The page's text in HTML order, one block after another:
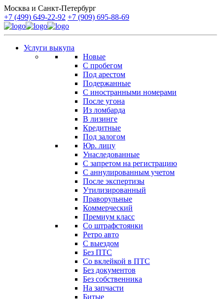
Москва и Санкт-Петербург
+7 (499) 649-22-92 +7 (909) 695-88-69
Услуги выкупа
Новые
С пробегом
Под арестом
Подержанные
С иностранными номерами
После угона
Из ломбарда
В лизинге
Кредитные
Под залогом
Юр. лицу
Унаследованные
С запретом на регистрацию
С аннулированным учетом
После экспертизы
Утилизированный
Праворульные
Коммерческий
Премиум класс
Со штрафстоянки
Ретро авто
С выездом
Без ПТС
Со вклейкой в ПТС
Без документов
Без собственника
На запчасти
Битые